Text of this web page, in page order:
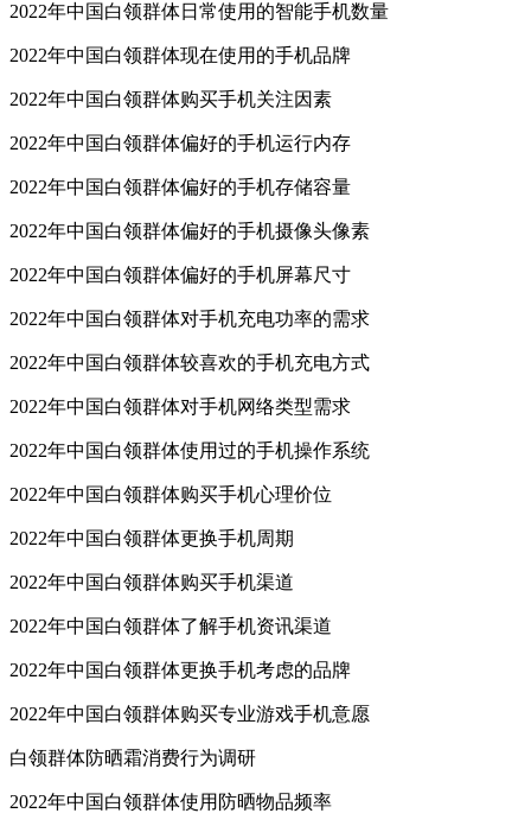
2022年中国白领群体日常使用的智能手机数量
2022年中国白领群体现在使用的手机品牌
2022年中国白领群体购买手机关注因素
2022年中国白领群体偏好的手机运行内存
2022年中国白领群体偏好的手机存储容量
2022年中国白领群体偏好的手机摄像头像素
2022年中国白领群体偏好的手机屏幕尺寸
2022年中国白领群体对手机充电功率的需求
2022年中国白领群体较喜欢的手机充电方式
2022年中国白领群体对手机网络类型需求
2022年中国白领群体使用过的手机操作系统
2022年中国白领群体购买手机心理价位
2022年中国白领群体更换手机周期
2022年中国白领群体购买手机渠道
2022年中国白领群体了解手机资讯渠道
2022年中国白领群体更换手机考虑的品牌
2022年中国白领群体购买专业游戏手机意愿
白领群体防晒霜消费行为调研
2022年中国白领群体使用防晒物品频率